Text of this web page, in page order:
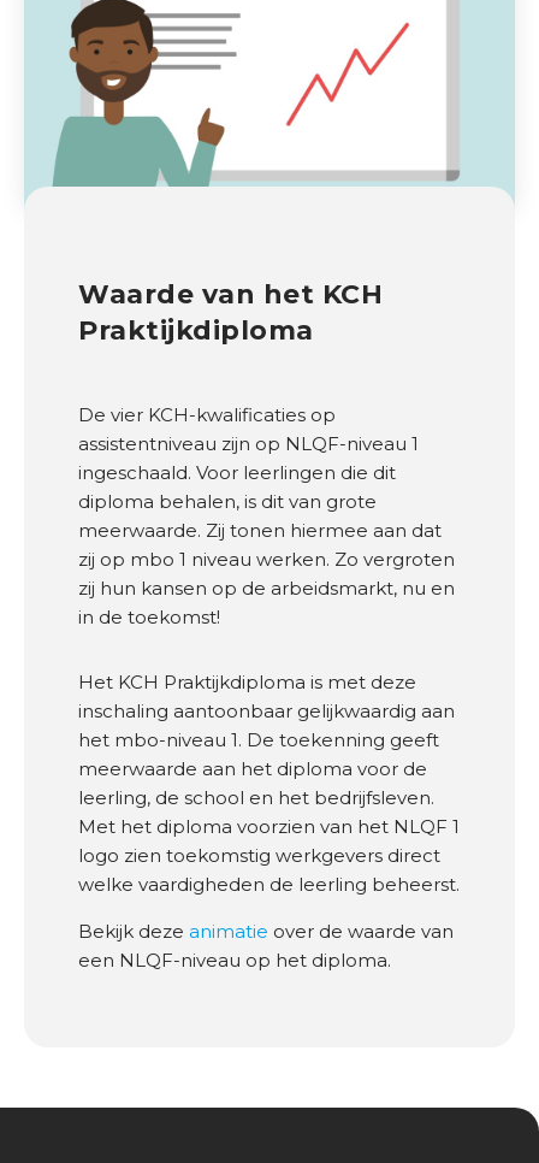
Waarde van het KCH
Praktijkdiploma
De vier KCH-kwalificaties op
assistentniveau zijn op NLQF-niveau 1
ingeschaald. Voor leerlingen die dit
diploma behalen, is dit van grote
meerwaarde. Zij tonen hiermee aan dat
zij op mbo 1 niveau werken. Zo vergroten
zij hun kansen op de arbeidsmarkt, nu en
in de toekomst!
Het KCH Praktijkdiploma is met deze
inschaling aantoonbaar gelijkwaardig aan
het mbo-niveau 1. De toekenning geeft
meerwaarde aan het diploma voor de
leerling, de school en het bedrijfsleven.
Met het diploma voorzien van het NLQF 1
logo zien toekomstig werkgevers direct
welke vaardigheden de leerling beheerst.
Bekijk deze animatie over de waarde van
een NLQF-niveau op het diploma.